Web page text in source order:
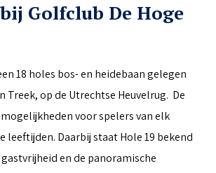
Golfclub De Hoge
18 holes bos- en heidebaan gelegen
Treek, op de Utrechtse Heuvelrug. De
voor spelers van elk
leeftijden. Daarbij staat Hole 19 bekend
en de panoramische